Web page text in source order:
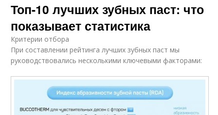
Топ-10 лучших зубных паст: что
показывает статистика
Критерии отбора
При составлении рейтинга лучших зубных паст мы
руководствовались несколькими ключевыми факторами: